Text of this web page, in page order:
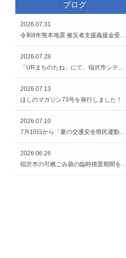
ブログ
2026.07.31
令和8年熊本地震 被災者支援義援金受付のお知らせです。
2026.07.28
「URまちのたね」にて、稲沢市シティプロモーションイベントが開催されています（7/27〜8/2）
2026.07.13
ほしのマガジン73号を発行しました！
2026.07.10
7月10日から「夏の交通安全県民運動（交通安全週間）」がスタートです！
2026.06.26
稲沢市の可燃ごみ袋の臨時措置期間を延長します！